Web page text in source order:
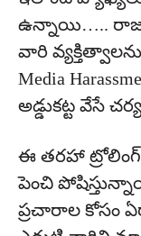
ఉన్నాయి…..
వారి
Media
అడ్డుకట్ట వేసే
ఈ తరహా
పెంచి
ప్రచారాల కోసం